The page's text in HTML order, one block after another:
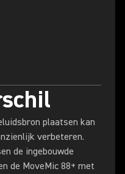
plaatsen kan
verbeteren.
de ingebouwde
de MoveMic 88+ met